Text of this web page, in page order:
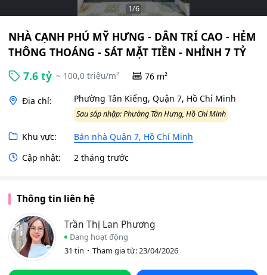
1/6
NHÀ CẠNH PHÚ MỸ HƯNG - DÂN TRÍ CAO - HẺM
THÔNG THOÁNG - SÁT MẶT TIỀN - NHỈNH 7 TỶ
7.6 tỷ ~ 100,0 triệu/m² 76 m²
Địa chỉ: Phường Tân Kiểng, Quận 7, Hồ Chí Minh
Sau sáp nhập: Phường Tân Hưng, Hồ Chí Minh
Khu vực:
Bán nhà Quận 7, Hồ Chí Minh
Cập nhật:
2 tháng trước
Thông tin liên hệ
Trần Thị Lan Phương
Đang hoạt động
31 tin
Tham gia từ: 23/04/2026